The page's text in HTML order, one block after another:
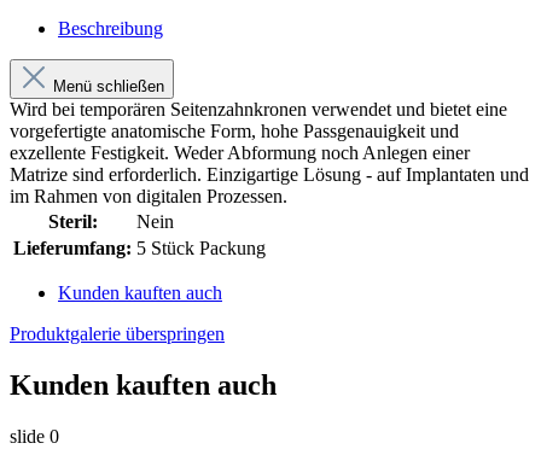
Beschreibung
Menü schließen
Wird bei temporären Seitenzahnkronen verwendet und bietet eine
vorgefertigte anatomische Form, hohe Passgenauigkeit und
exzellente Festigkeit. Weder Abformung noch Anlegen einer
Matrize sind erforderlich. Einzigartige Lösung - auf Implantaten und
im Rahmen von digitalen Prozessen.
Steril:
Nein
Lieferumfang: 5 Stück Packung
Kunden kauften auch
Produktgalerie überspringen
Kunden kauften auch
slide 0